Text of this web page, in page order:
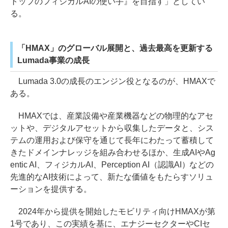
る。
「HMAX」のグローバル展開と、過去最高を更新する
Lumada事業の成長
Lumada 3.0の成長のエンジン役となるのが、HMAXで
ある。
HMAXでは、産業設備や産業機器などの物理的なアセ
ットや、デジタルアセットから収集したデータと、シス
テムの運用および保守を通じて長年にわたって蓄積して
きたドメインナレッジを組み合わせるほか、生成AIやAg
entic AI、フィジカルAI、Perception AI（認識AI）などの
先進的なAI技術によって、新たな価値をもたらすソリュ
ーションを提供する。
2024年から提供を開始したモビリティ向けHMAXが第
1号であり、この実績を基に、エナジーセクターやCIセ